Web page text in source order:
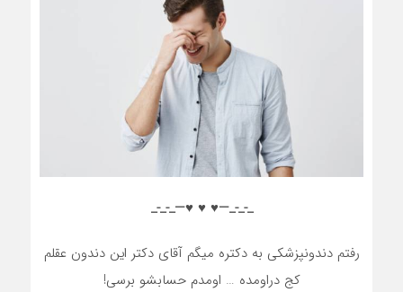
_-_-_—♥️ ♥️ ♥️—_-_-_
رفتم دندونپزشکی به دکتره میگم آقای دکتر این دندون عقلم
کج دراومده … اومدم حسابشو برسی!